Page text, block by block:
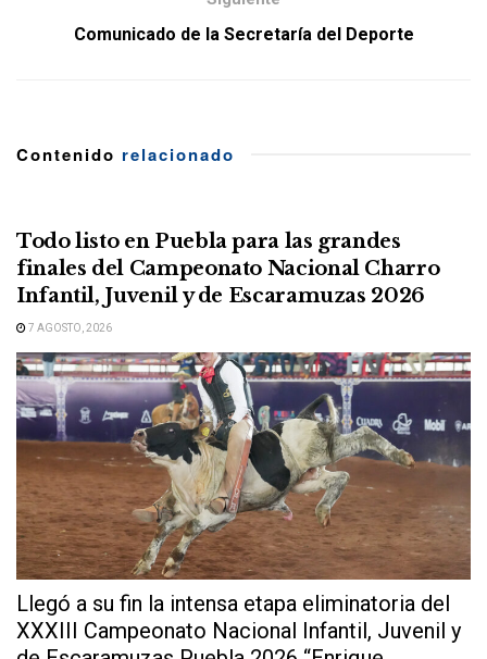
Comunicado de la Secretaría del Deporte
Contenido relacionado
Todo listo en Puebla para las grandes
finales del Campeonato Nacional Charro
Infantil, Juvenil y de Escaramuzas 2026
7 AGOSTO, 2026
Llegó a su fin la intensa etapa eliminatoria del
XXXIII Campeonato Nacional Infantil, Juvenil y